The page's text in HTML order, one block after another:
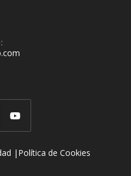
| Política de Cookies